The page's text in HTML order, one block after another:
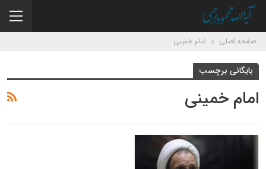
صفحه اصلی امام خمینی
بایگانی برچسب
امام خمینی